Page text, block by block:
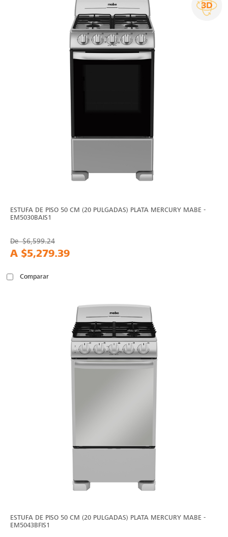
ESTUFA DE PISO 50 CM (20 PULGADAS) PLATA MERCURY MABE -
EM5030BAIS1
De$6,599.24
A $5,279.39
Comparar
ESTUFA DE PISO 50 CM (20 PULGADAS) PLATA MERCURY MABE -
EM5043BFIS1